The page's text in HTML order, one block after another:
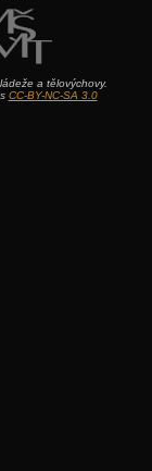
a tělovýchovy.
CC-BY-NC-SA 3.0